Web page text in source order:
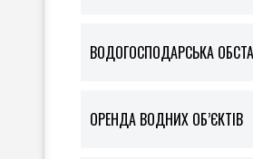
ВОДОГОСПОДАРСЬКА
ОРЕНДА ВОДНИХ ОБ’ЄКТІВ